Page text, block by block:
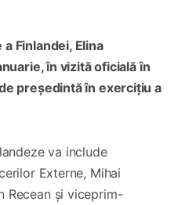
Finlandei,Elina
în vizită oficială în
președintăîn exercițiu a
va include
Externe, Mihai
Recean și viceprim-